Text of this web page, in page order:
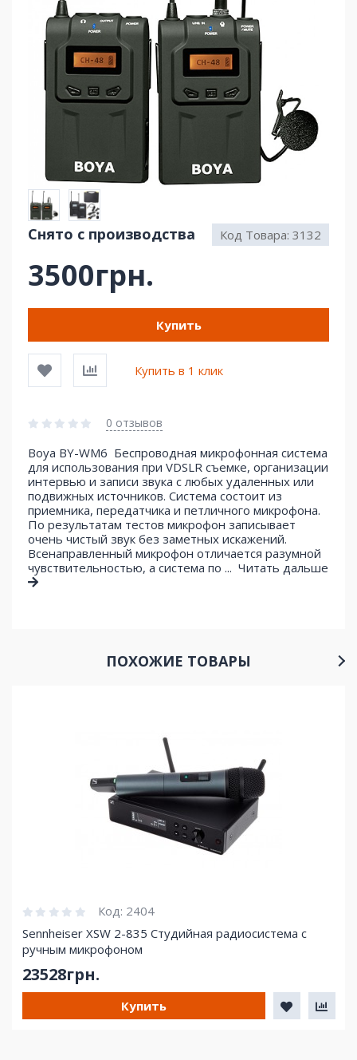
Снято с производства Код Товара: 3132
3500грн.
Купить
Купить в 1 клик
0 отзывов
Boya BY-WM6 Беспроводная микрофонная система
для использования при VDSLR съемке, организации
интервью и записи звука с любых удаленных или
подвижных источников. Система состоит из
приемника, передатчика и петличного микрофона.
По результатам тестов микрофон записывает
очень чистый звук без заметных искажений.
Всенаправленный микрофон отличается разумной
чувствительностью, а система по ... Читать дальше
ПОХОЖИЕ ТОВАРЫ
Код: 2404
Sennheiser XSW 2-835 Студийная радиосистема с
ручным микрофоном
23528грн.
Купить